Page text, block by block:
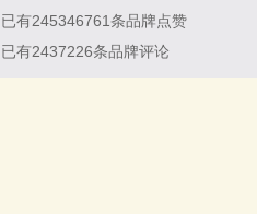
已有245346761条品牌点赞
已有2437226条品牌评论